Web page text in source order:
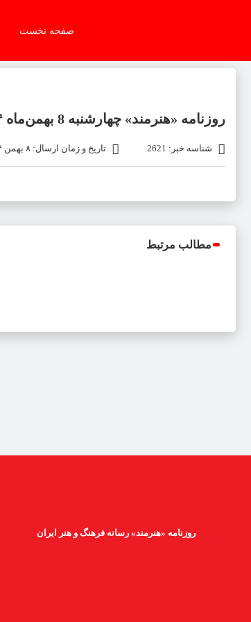
صفحه نخست
روزنامه «هنرمند» چهارشنبه 8 بهمن‌ماه ۱۴۰۴
شناسه خبر: 2621 تاریخ و زمان ارسال: ۸ بهمن ۱۴۰۴ ساعت ۱۵:۰۵
مطالب مرتبط
روزنامه «هنرمند» رسانه فرهنگ و هنر ایران